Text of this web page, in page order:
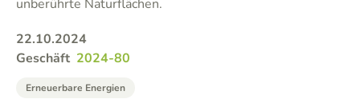
unberührte Naturflächen.
22.10.2024
Geschäft 2024-80
Erneuerbare Energien